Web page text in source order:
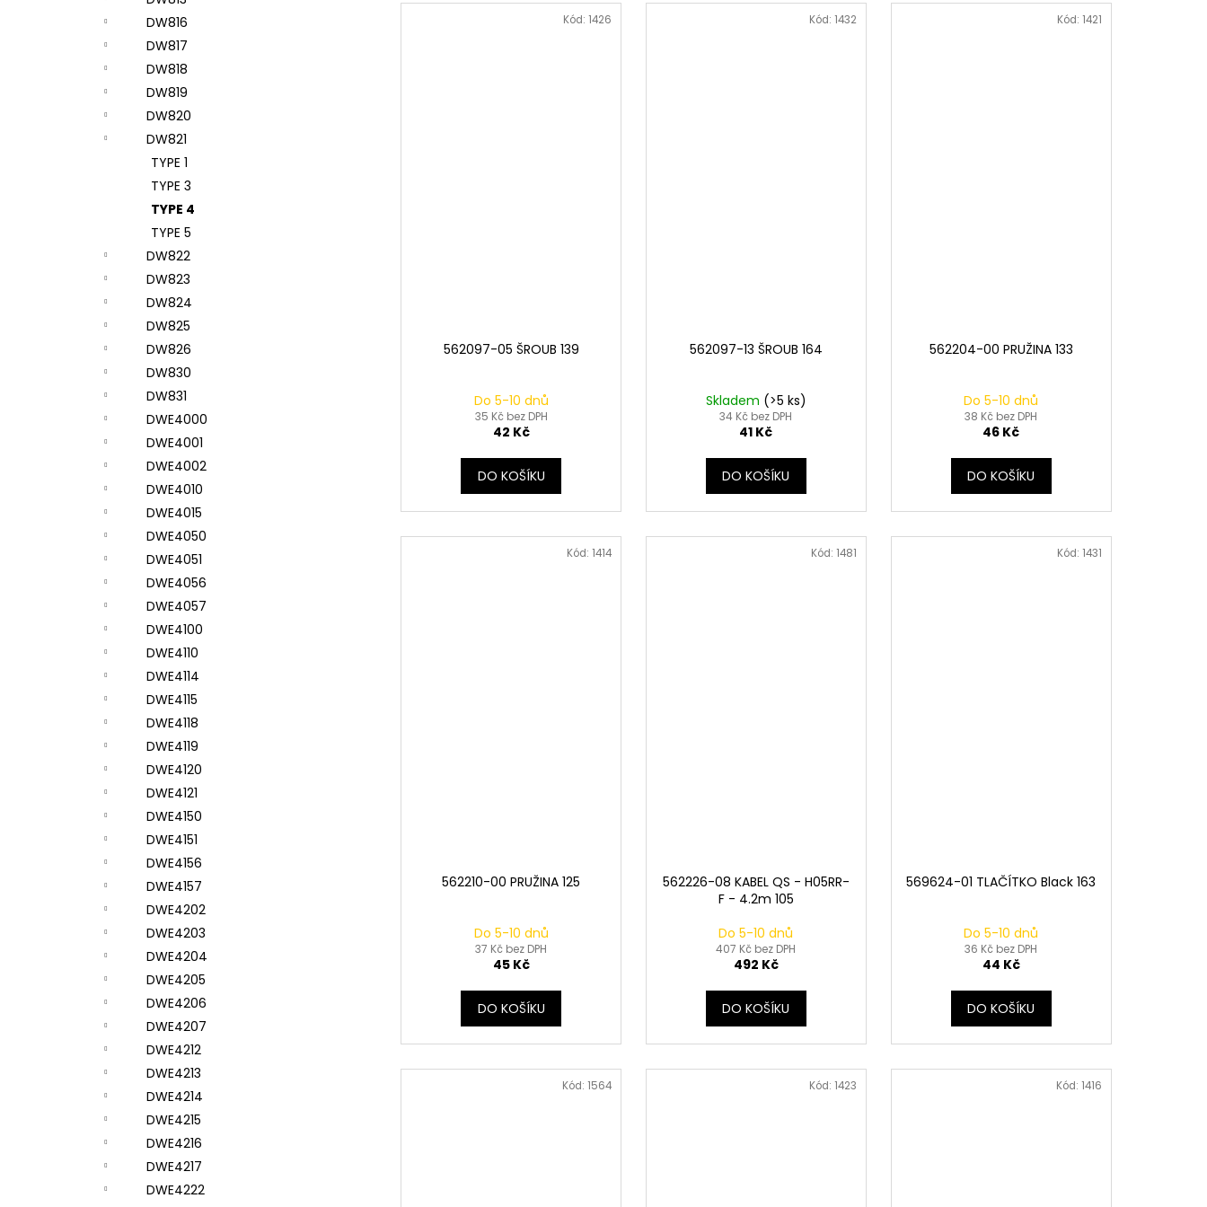
DW816
DW817
DW818
DW819
DW820
DW821
TYPE 1
TYPE 3
TYPE 4
TYPE 5
DW822
DW823
DW824
DW825
DW826
DW830
DW831
DWE4000
DWE4001
DWE4002
DWE4010
DWE4015
DWE4050
DWE4051
DWE4056
DWE4057
DWE4100
DWE4110
DWE4114
DWE4115
DWE4118
DWE4119
DWE4120
DWE4121
DWE4150
DWE4151
DWE4156
DWE4157
DWE4202
DWE4203
DWE4204
DWE4205
DWE4206
DWE4207
DWE4212
DWE4213
DWE4214
DWE4215
DWE4216
DWE4217
DWE4222
562097-05 ŠROUB 139
Do 5-10 dnů
35 Kč bez DPH
42 Kč
DO KOŠÍKU
Kód:1426
562097-13 ŠROUB 164
Skladem (>5 ks)
34 Kč bez DPH
41 Kč
DO KOŠÍKU
Kód: 1432
562204-00 PRUŽINA 133
Do 5-10 dnů
38 Kč bez DPH
46 Kč
DO KOŠÍKU
Kód: 1421
562210-00 PRUŽINA 125
Do 5-10 dnů
37 Kč bez DPH
45 Kč
DO KOŠÍKU
Kód:1414
562226-08 KABEL QS - H05RR-
F - 4.2m 105
Do 5-10 dnů
407 Kč bez DPH
492 Kč
DO KOŠÍKU
Kód: 1481
569624-01 TLAČÍTKO Black 163
Do 5-10 dnů
36 Kč bez DPH
44 Kč
DO KOŠÍKU
Kód: 1431
Kód:1564 Kód: 1423 Kód: 1416